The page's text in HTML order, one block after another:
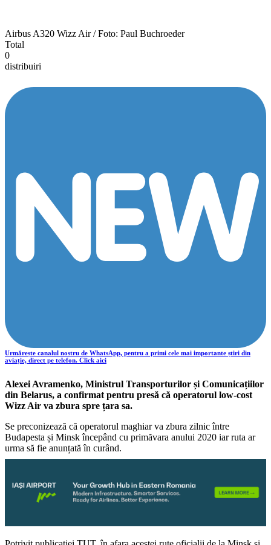
Airbus A320 Wizz Air / Foto: Paul Buchroeder
Total
0
distribuiri
Urmărește canalul nostru de WhatsApp, pentru a primi cele mai importante știri din
aviație, direct pe telefon. Click aici
Alexei Avramenko, Ministrul Transporturilor și Comunicațiilor
din Belarus, a confirmat pentru presă că operatorul low-cost
Wizz Air va zbura spre țara sa.
Se preconizează că operatorul maghiar va zbura zilnic între
Budapesta și Minsk începând cu primăvara anului 2020 iar ruta ar
urma să fie anunțată în curând.